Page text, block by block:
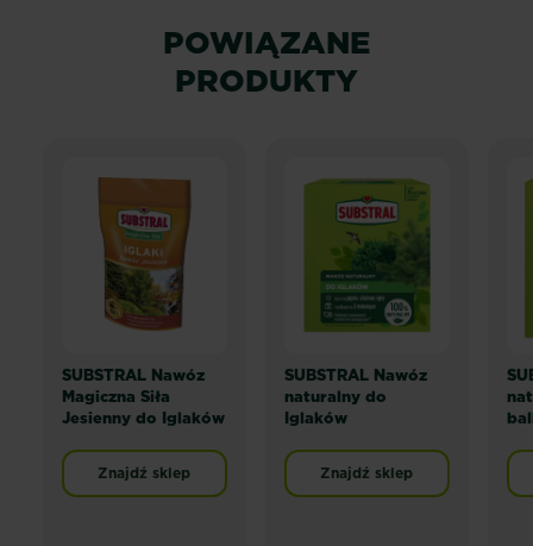
POWIĄZANE
PRODUKTY
SUBSTRAL Nawóz
Magiczna Siła
Jesienny do Iglaków
Znajdź sklep
SUBSTRAL Nawóz
naturalny do
Iglaków
Znajdź sklep